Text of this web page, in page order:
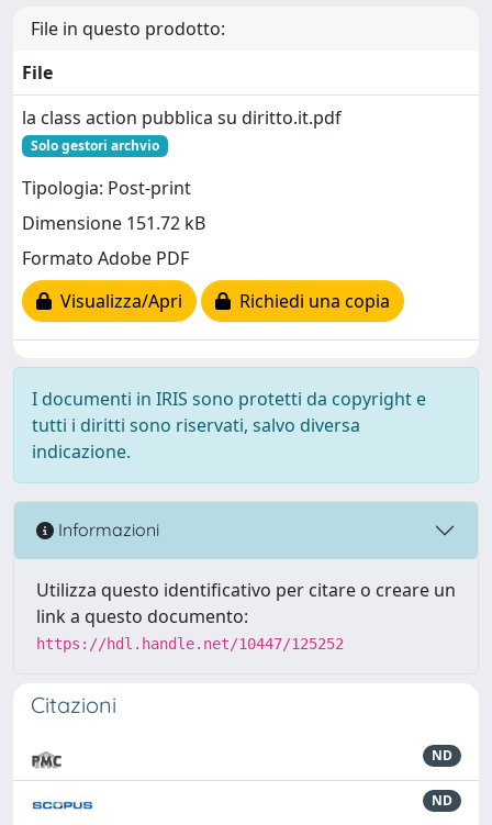
File in questo prodotto:
File
la class action pubblica su diritto.it.pdf
Solo gestori archvio
Tipologia: Post-print
Dimensione 151.72 kB
Formato Adobe PDF
Visualizza/Apri
Richiedi una copia
I documenti in IRIS sono protetti da copyright e
tutti i diritti sono riservati, salvo diversa
indicazione.
Informazioni
Utilizza questo identificativo per citare o creare un
link a questo documento:
https://hdl.handle.net/10447/125252
Citazioni
ND
ND